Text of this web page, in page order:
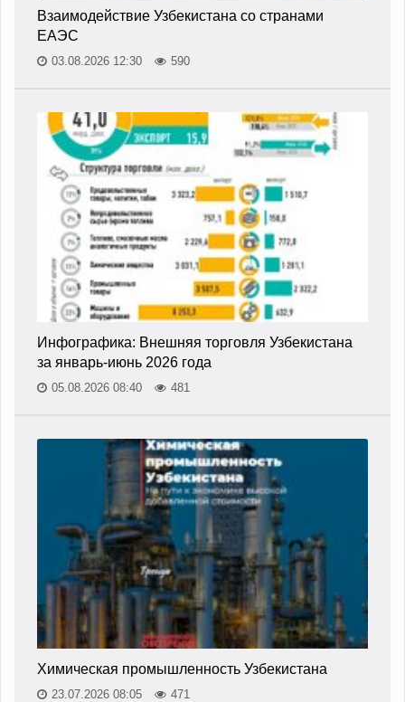
Взаимодействие Узбекистана со странами
ЕАЭС
03.08.2026 12:30 590
Инфографика: Внешняя торговля Узбекистана
за январь-июнь 2026 года
05.08.2026 08:40 481
Химическая промышленность Узбекистана
23.07.2026 08:05 471